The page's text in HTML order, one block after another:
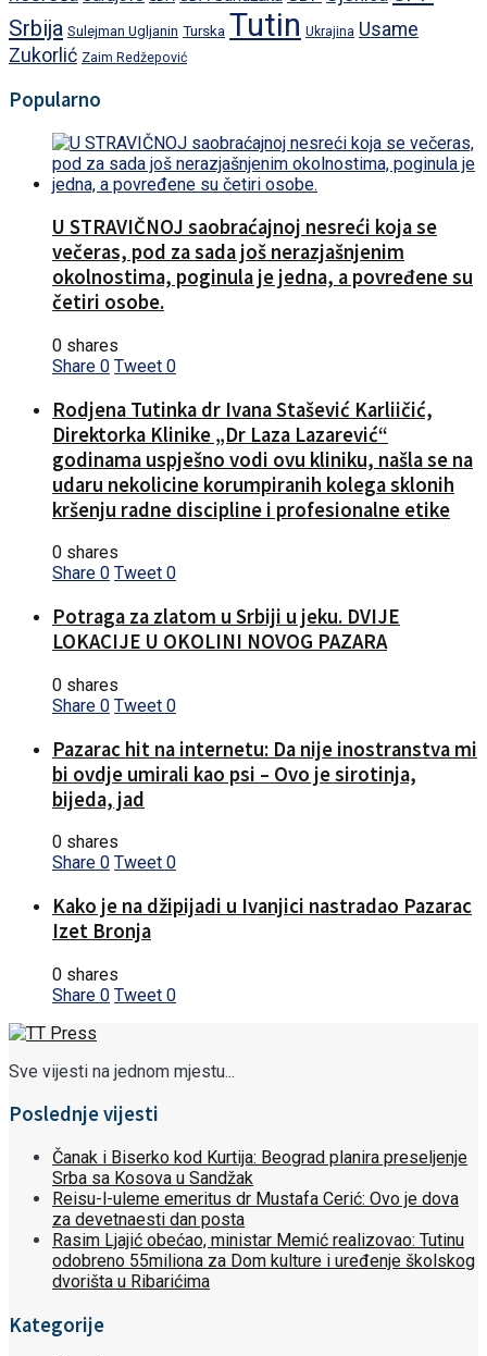
Srbija Sulejman Ugljanin Turska Tutin Ukrajina Usame
Zukorlić Zaim Redžepović
Popularno
U STRAVIČNOJ saobraćajnoj nesreći koja se
večeras, pod za sada još nerazjašnjenim
okolnostima, poginula je jedna, a povređene su
četiri osobe.
0 shares
Share 0 Tweet 0
Rodjena Tutinka dr Ivana Stašević Karliičić,
Direktorka Klinike „Dr Laza Lazarević“
godinama uspješno vodi ovu kliniku, našla se na
udaru nekolicine korumpiranih kolega sklonih
kršenju radne discipline i profesionalne etike
0 shares
Share 0 Tweet 0
Potraga za zlatom u Srbiji u jeku. DVIJE
LOKACIJE U OKOLINI NOVOG PAZARA
0 shares
Share 0 Tweet 0
Pazarac hit na internetu: Da nije inostranstva mi
bi ovdje umirali kao psi – Ovo je sirotinja,
bijeda, jad
0 shares
Share 0 Tweet 0
Kako je na džipijadi u Ivanjici nastradao Pazarac
Izet Bronja
0 shares
Share 0 Tweet 0
Sve vijesti na jednom mjestu...
Poslednje vijesti
Čanak i Biserko kod Kurtija: Beograd planira preseljenje
Srba sa Kosova u Sandžak
Reisu-l-uleme emeritus dr Mustafa Cerić: Ovo je dova
za devetnaesti dan posta
Rasim Ljajić obećao, ministar Memić realizovao: Tutinu
odobreno 55miliona za Dom kulture i uređenje školskog
dvorišta u Ribarićima
Kategorije